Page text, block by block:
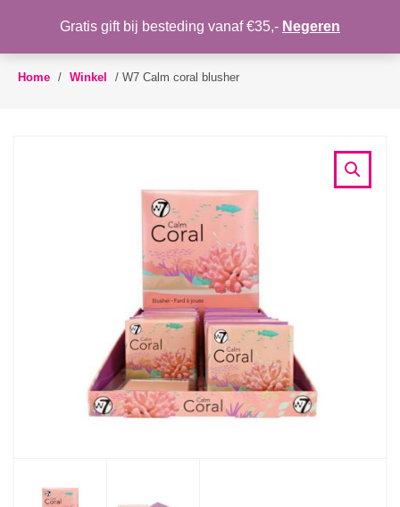
Toggle
WENSLIJST
Home / Winkel / W7 Calm coral blusher
Gratis gift bij besteding vanaf €35,- Negeren